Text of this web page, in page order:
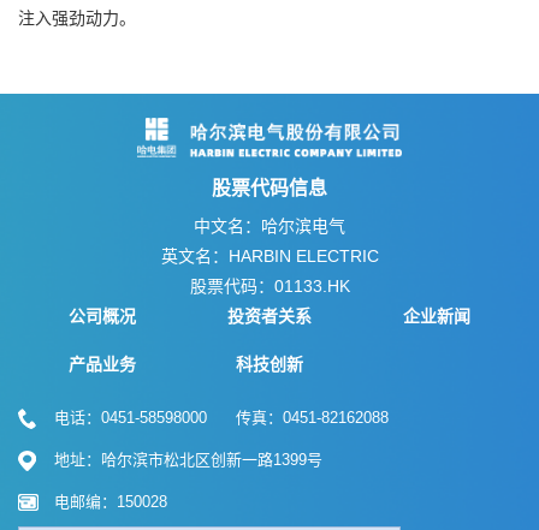
注入强劲动力。
股票代码信息
中文名：哈尔滨电气
英文名：HARBIN ELECTRIC
股票代码：01133.HK
公司概况
投资者关系 企业新闻
产品业务 科技创新
电话：0451-58598000 传真：0451-82162088
地址：哈尔滨市松北区创新一路1399号
电邮编：150028